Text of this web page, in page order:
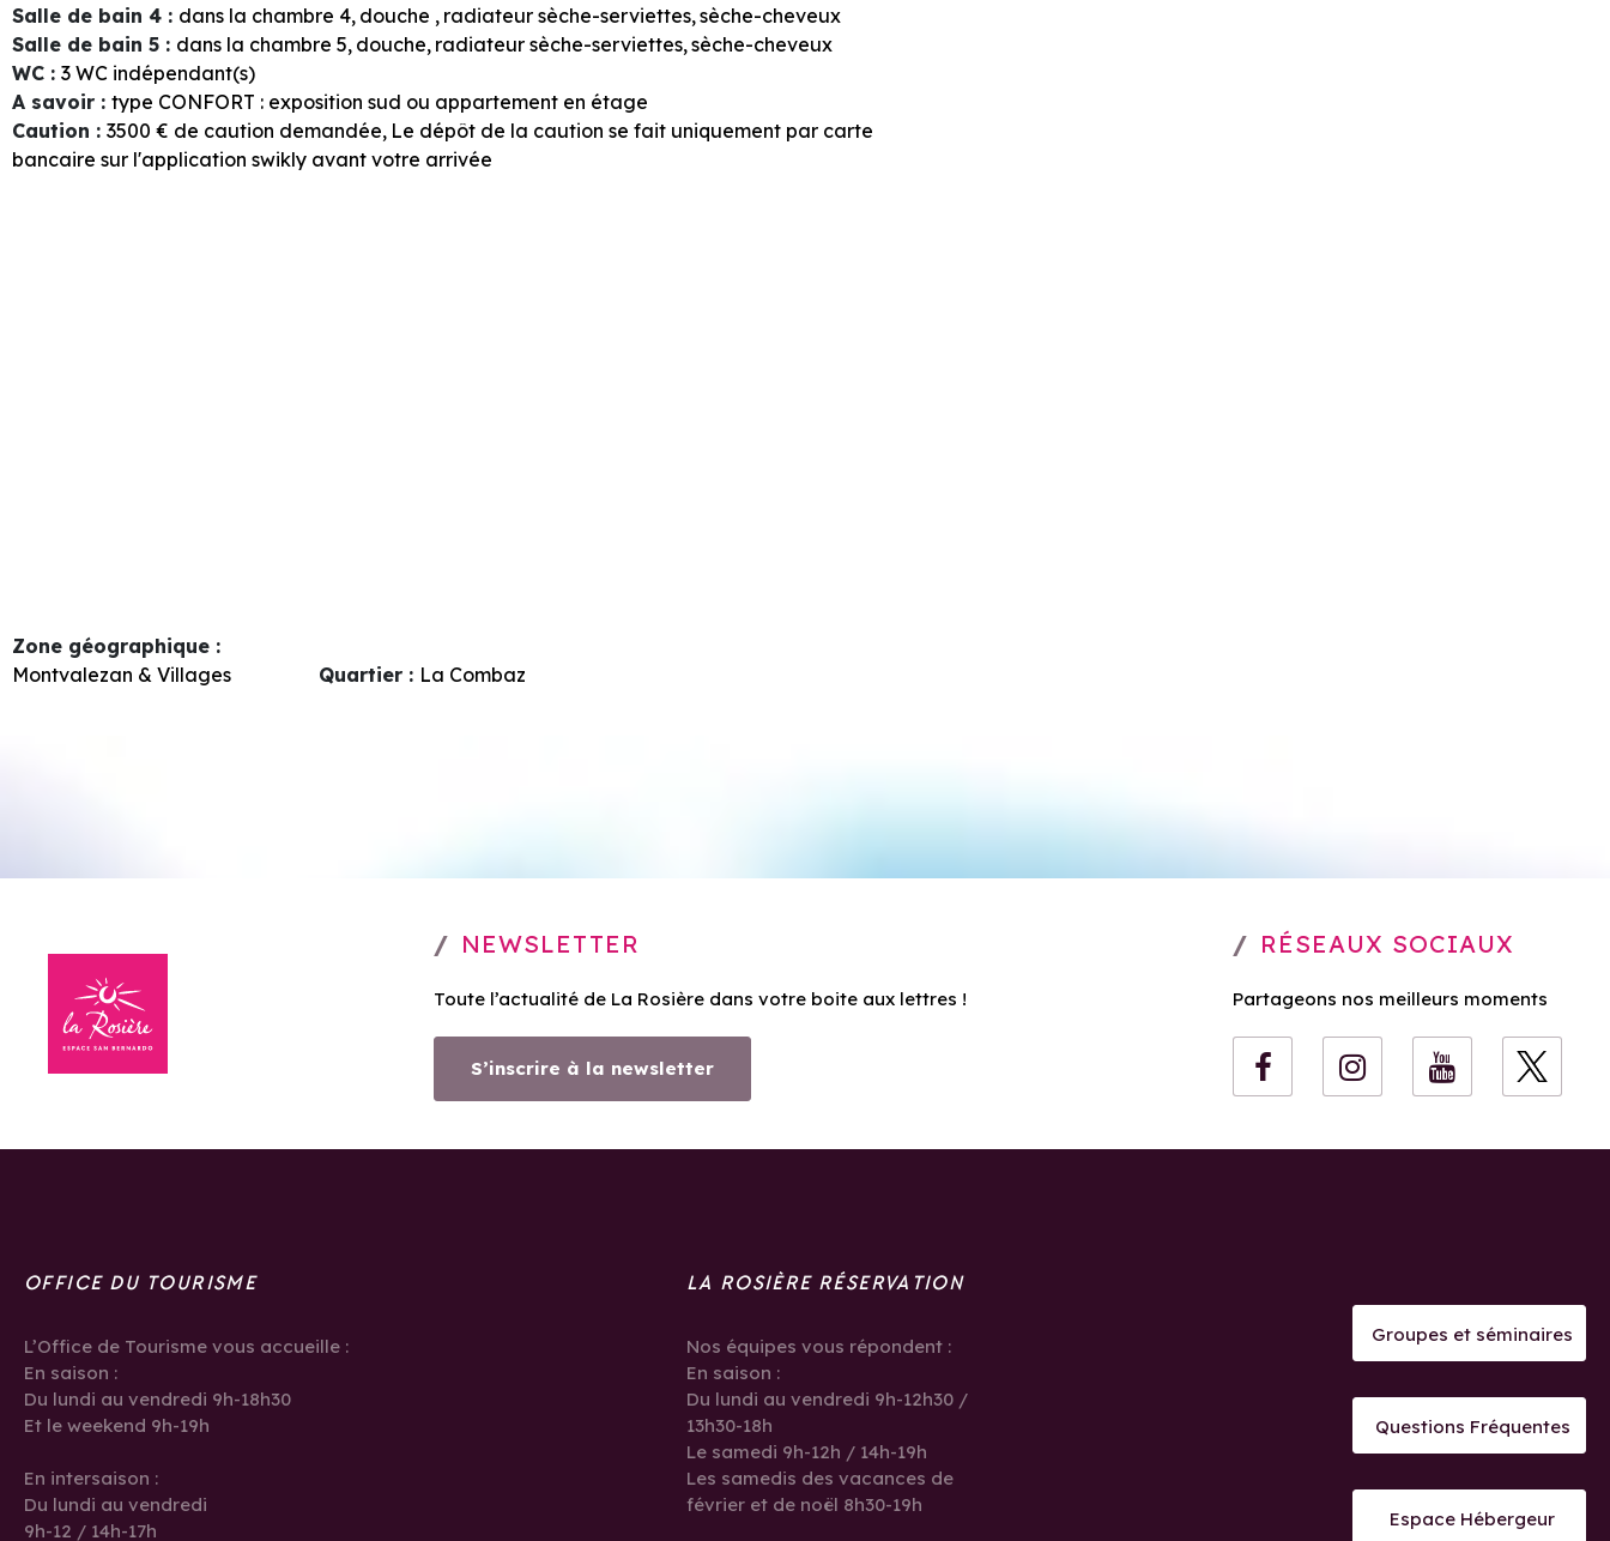
Salle de bain 4 : dans la chambre 4 douche radiateur sèche-serviettes sèche-cheveux
Salle de bain 5 : dans la chambre 5 douche radiateur sèche-serviettes sèche-cheveux
WC : 3 WC indépendant(s)
A savoir : type CONFORT : exposition sud ou appartement en étage
Caution : 3500 € de caution demandée Le dépôt de la caution se fait uniquement par carte
bancaire sur l'application swikly avant votre arrivée
Zone géographique :
Montvalezan & Villages
Quartier : La Combaz
NEWSLETTER
Toute l’actualité de La Rosière dans votre boite aux lettres !
S’inscrire à la newsletter
RÉSEAUX SOCIAUX
Partageons nos meilleurs moments
OFFICE DU TOURISME
L’Office de Tourisme vous accueille :
En saison :
Du lundi au vendredi 9h-18h30
Et le weekend 9h-19h
En intersaison :
Du lundi au vendredi
9h-12 / 14h-17h
LA ROSIÈRE RÉSERVATION
Nos équipes vous répondent :
En saison :
Du lundi au vendredi 9h-12h30 /
13h30-18h
Le samedi 9h-12h / 14h-19h
Les samedis des vacances de
février et de noël 8h30-19h
Groupes et séminaires
Questions Fréquentes
Espace Hébergeur